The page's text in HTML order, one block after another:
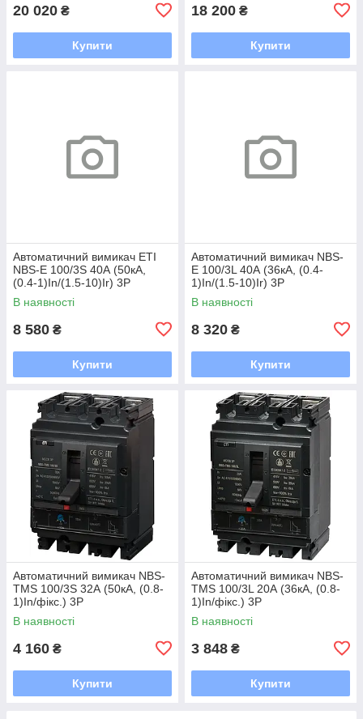
20 020 ₴
Купити
18 200 ₴
Купити
Автоматичний вимикач ETI
NBS-E 100/3S 40А (50кА,
(0.4-1)In/(1.5-10)Ir) 3P
В наявності
8 580 ₴
Купити
Автоматичний вимикач NBS-
E 100/3L 40А (36кА, (0.4-
1)In/(1.5-10)Ir) 3P
В наявності
8 320 ₴
Купити
Автоматичний вимикач NBS-
TMS 100/3S 32А (50кА, (0.8-
1)In/фікс.) 3P
В наявності
4 160 ₴
Купити
Автоматичний вимикач NBS-
TMS 100/3L 20А (36кА, (0.8-
1)In/фікс.) 3P
В наявності
3 848 ₴
Купити